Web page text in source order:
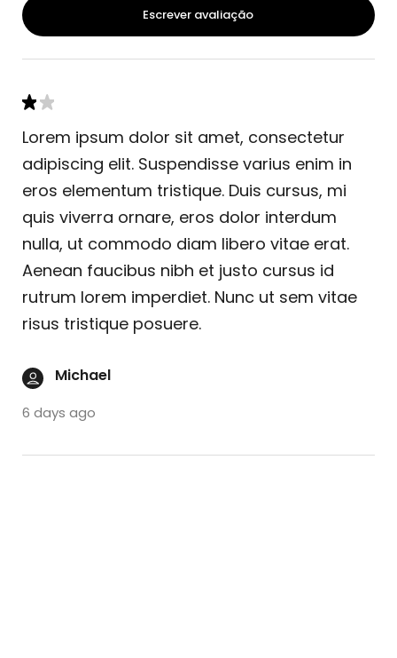
Escrever avaliação
Lorem ipsum dolor sit amet, consectetur
adipiscing elit. Suspendisse varius enim in
eros elementum tristique. Duis cursus, mi
quis viverra ornare, eros dolor interdum
nulla, ut commodo diam libero vitae erat.
Aenean faucibus nibh et justo cursus id
rutrum lorem imperdiet. Nunc ut sem vitae
risus tristique posuere.
Michael
6 days ago